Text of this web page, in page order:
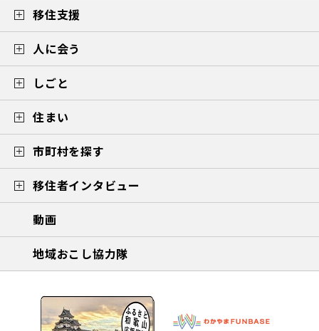
移住支援
人に会う
しごと
住まい
市町村を探す
移住者インタビュー
動画
地域おこし協力隊